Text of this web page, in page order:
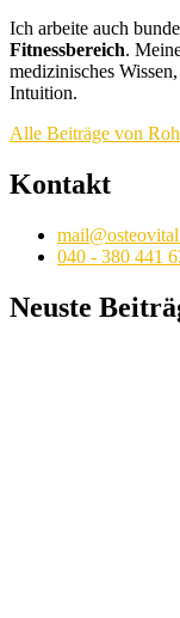
Ich arbeite auch
Fitnessbereich.
medizinisches
Intuition.
Alle Beiträge von
Kontakt
040 - 380 441
Neuste